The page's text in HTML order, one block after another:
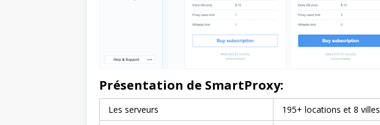
Présentation de SmartProxy:
Les serveurs
195+ locations et 8 villes